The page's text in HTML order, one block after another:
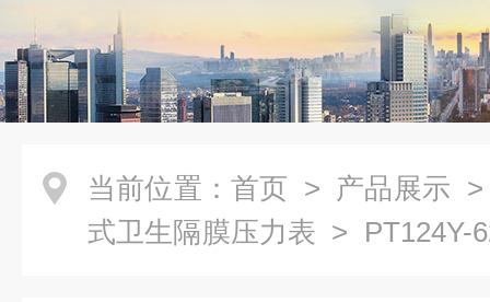
当前位置： 首页 > 产品展示
式卫生隔膜压力表 > PT124Y-